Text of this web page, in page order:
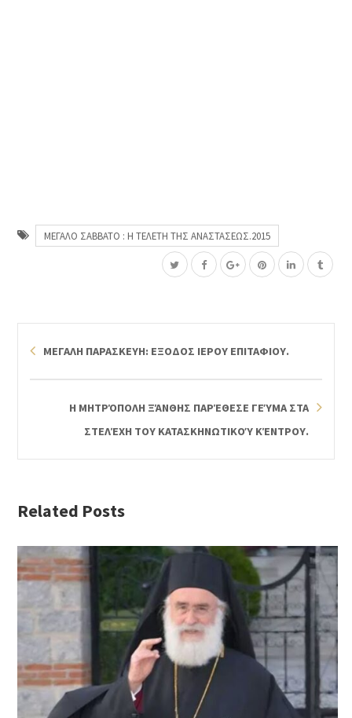
ΜΕΓΑΛΟ ΣΑΒΒΑΤΟ : Η ΤΕΛΕΤΗ ΤΗΣ ΑΝΑΣΤΑΣΕΩΣ.2015
ΜΕΓΑΛΗ ΠΑΡΑΣΚΕΥΗ: ΕΞΟΔΟΣ ΙΕΡΟΥ ΕΠΙΤΑΦΙΟΥ.
Η ΜΗΤΡΌΠΟΛΗ ΞΆΝΘΗΣ ΠΑΡΈΘΕΣΕ ΓΕΎΜΑ ΣΤΑ
ΣΤΕΛΈΧΗ ΤΟΥ ΚΑΤΑΣΚΗΝΩΤΙΚΟΎ ΚΈΝΤΡΟΥ.
Related Posts